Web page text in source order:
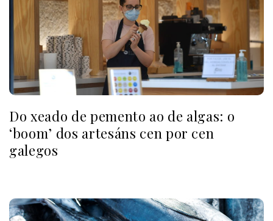
Do xeado de pemento ao de algas: o
‘boom’ dos artesáns cen por cen
galegos